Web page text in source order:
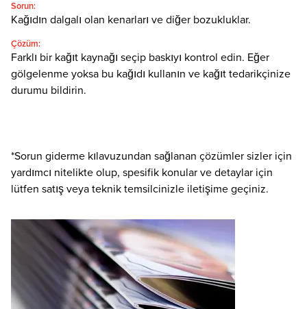
Sorun:
Kağıdın dalgalı olan kenarları ve diğer bozukluklar.
Çözüm:
Farklı bir kağıt kaynağı seçip baskıyı kontrol edin. Eğer
gölgelenme yoksa bu kağıdı kullanın ve kağıt tedarikçinize
durumu bildirin.
*Sorun giderme kılavuzundan sağlanan çözümler sizler için
yardımcı nitelikte olup, spesifik konular ve detaylar için
lütfen satış veya teknik temsilcinizle iletişime geçiniz.